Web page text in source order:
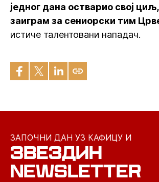
једног дана остварио свој циљ,
заиграм за сениорски тим
истиче талентовани нападач.
ЗАПОЧНИ ДАН УЗ КАФИЦУ И
ЗВЕЗДИН
NEWSLETTER